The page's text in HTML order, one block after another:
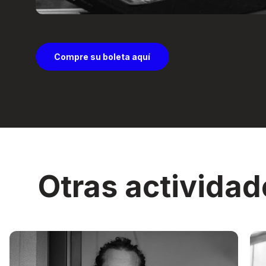
Compre su boleta aquí
Otras